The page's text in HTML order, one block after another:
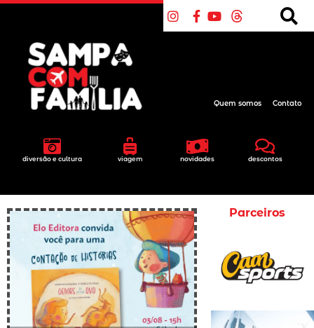
diversão e cultura viagem novidades descontos
Quem somos Contato
Parceiros